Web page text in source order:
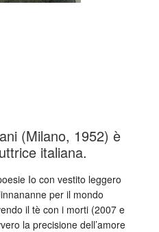
(Milano, 1952) è
italiana.
Io con vestito leggero
per il mondo
il tè con i morti (2007 e
la precisione dell’amore